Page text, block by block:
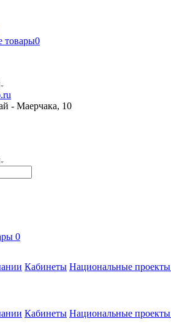
товары0
- Маерчака, 10
0
Кабинеты Национальные проекты
Кабинеты Национальные проекты